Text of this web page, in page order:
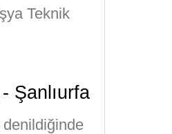
Teknik
Şanlıurfa
denildiğinde